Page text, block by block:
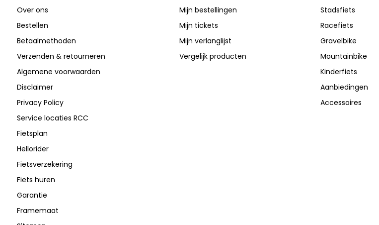
Over ons
Bestellen
Betaalmethoden
Verzenden & retourneren
Algemene voorwaarden
Disclaimer
Privacy Policy
Service locaties RCC
Fietsplan
Hellorider
Fietsverzekering
Fiets huren
Garantie
Framemaat
Mijn bestellingen
Mijn tickets
Mijn verlanglijst
Vergelijk producten
Stadsfiets
Racefiets
Gravelbike
Mountainbike
Kinderfiets
Aanbiedingen
Accessoires